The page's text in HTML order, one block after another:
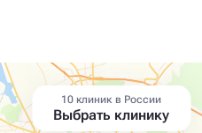
10 клиник в России
Выбрать клинику